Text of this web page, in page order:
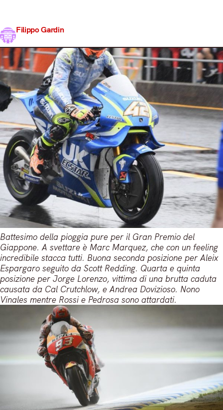
Filippo Gardin
Battesimo della pioggia pure per il Gran Premio del
Giappone. A svettare è Marc Marquez, che con un feeling
incredibile stacca tutti. Buona seconda posizione per Aleix
Espargaro seguito da Scott Redding. Quarta e quinta
posizione per Jorge Lorenzo, vittima di una brutta caduta
causata da Cal Crutchlow, e Andrea Dovizioso. Nono
Vinales mentre Rossi e Pedrosa sono attardati.